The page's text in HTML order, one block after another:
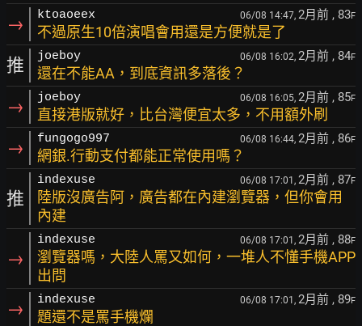
→ ktoaoeex 06/08 14:47, 2月前 , 83F
不過原生10倍演唱會用還是方便就是了
推 joeboy 06/08 16:02, 2月前 , 84F
還在不能AA，到底資訊多落後？
→ joeboy 06/08 16:05, 2月前 , 85F
直接港版就好，比台灣便宜太多，不用額外刷
→ fungogo997 06/08 16:44, 2月前 , 86F
網銀.行動支付都能正常使用嗎？
推
indexuse 06/08 17:01, 2月前 , 87F
陸版沒廣告阿，廣告都在內建瀏覽器，但你會用
內建
→
indexuse 06/08 17:01, 2月前 , 88F
瀏覽器嗎，大陸人罵又如何，一堆人不懂手機APP
出問
→ indexuse 06/08 17:01, 2月前 , 89F
題還不是罵手機爛